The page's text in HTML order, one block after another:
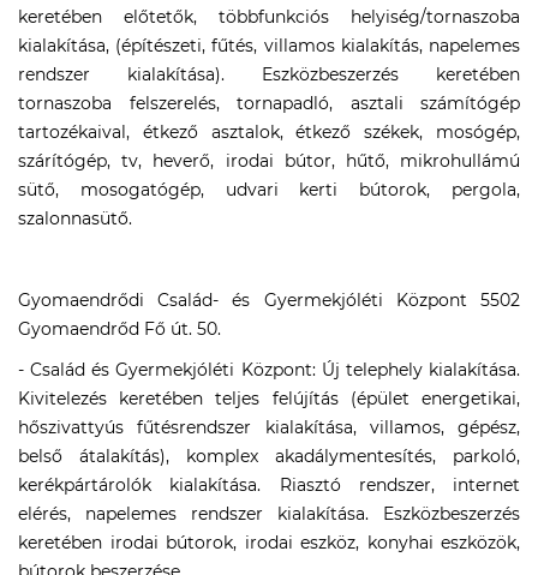
keretében előtetők, többfunkciós helyiség/tornaszoba
kialakítása, (építészeti, fűtés, villamos kialakítás, napelemes
rendszer kialakítása). Eszközbeszerzés keretében
tornaszoba felszerelés, tornapadló, asztali számítógép
tartozékaival, étkező asztalok, étkező székek, mosógép,
szárítógép, tv, heverő, irodai bútor, hűtő, mikrohullámú
sütő, mosogatógép, udvari kerti bútorok, pergola,
szalonnasütő.
Gyomaendrődi Család- és Gyermekjóléti Központ 5502
Gyomaendrőd Fő út. 50.
- Család és Gyermekjóléti Központ: Új telephely kialakítása.
Kivitelezés keretében teljes felújítás (épület energetikai,
hőszivattyús fűtésrendszer kialakítása, villamos, gépész,
belső átalakítás), komplex akadálymentesítés, parkoló,
kerékpártárolók kialakítása. Riasztó rendszer, internet
elérés, napelemes rendszer kialakítása. Eszközbeszerzés
keretében irodai bútorok, irodai eszköz, konyhai eszközök,